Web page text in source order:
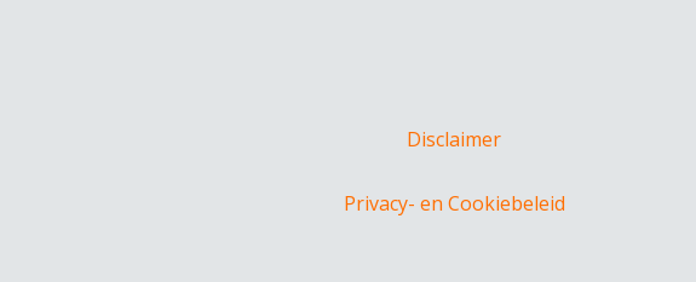
Disclaimer
Privacy- en Cookiebeleid